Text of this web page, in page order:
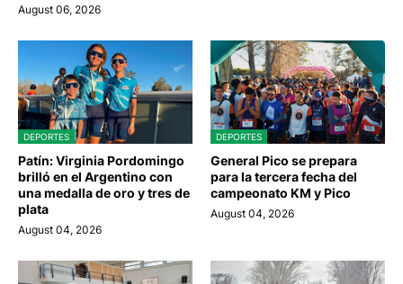
August 06, 2026
DEPORTES
Patín: Virginia Pordomingo
brilló en el Argentino con
una medalla de oro y tres de
plata
August 04, 2026
DEPORTES
General Pico se prepara
para la tercera fecha del
campeonato KM y Pico
August 04, 2026